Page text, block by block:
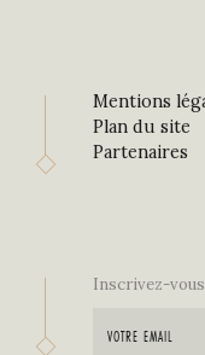
Mentions
Plan du site
Partenaires
Inscrivez-